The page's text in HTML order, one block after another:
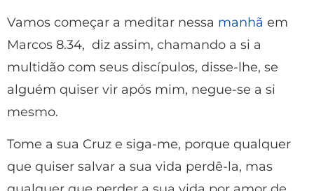
Vamos começar a meditar nessa manhã em
Marcos 8.34, diz assim, chamando a si a
multidão com seus discípulos, disse-lhe, se
alguém quiser vir após mim, negue-se a si
mesmo.
Tome a sua Cruz e siga-me, porque qualquer
que quiser salvar a sua vida perdê-la, mas